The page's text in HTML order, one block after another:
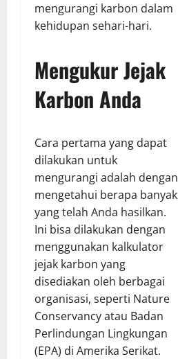
mengurangi karbon dalam
kehidupan sehari-hari.
Mengukur Jejak
Karbon Anda
Cara pertama yang dapat
dilakukan untuk
mengurangi adalah dengan
mengetahui berapa banyak
yang telah Anda hasilkan.
Ini bisa dilakukan dengan
menggunakan kalkulator
jejak karbon yang
disediakan oleh berbagai
organisasi, seperti Nature
Conservancy atau Badan
Perlindungan Lingkungan
(EPA) di Amerika Serikat.